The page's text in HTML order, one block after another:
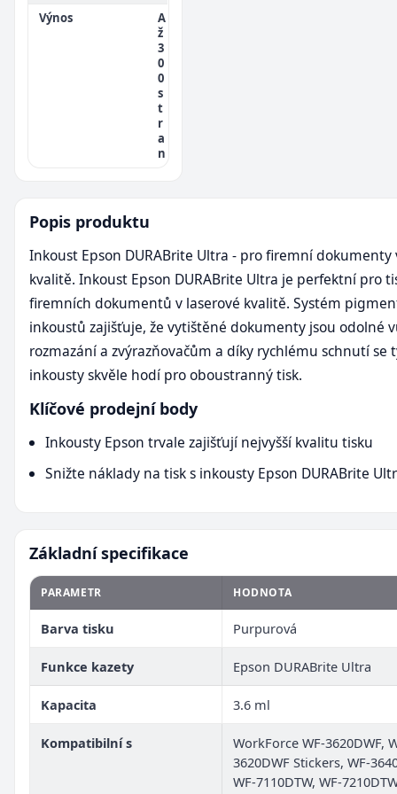
Výnos
A
ž
3
0
0
s
t
r
a
n
Popis produktu
Inkoust Epson DURABrite Ultra - pro firemní dokumenty
kvalitě. Inkoust Epson DURABrite Ultra je perfektní pro
firemních dokumentů v laserové kvalitě. Systém
inkoustů zajišťuje, že vytištěné dokumenty jsou odolné
rozmazání a zvýrazňovačům a díky rychlému schnutí se
inkousty skvěle hodí pro oboustranný tisk.
Klíčové prodejní body
Inkousty Epson trvale zajišťují nejvyšší kvalitu tisku
Snižte náklady na tisk s inkousty Epson DURABrite
Základní specifikace
PARAMETR HODNOTA
Barva tisku Purpurová
Funkce kazety Epson DURABrite Ultra
Kapacita 3.6 ml
Kompatibilní s
WorkForce WF-3620DWF,
3620DWF Stickers, WF-
WF-7110DTW, WF-